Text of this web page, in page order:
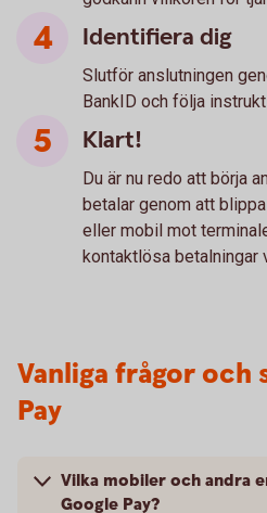
Identifiera dig
Slutför anslutningen
BankID och följa
Klart!
Du är nu redo att börja
betalar genom att
eller mobil mot
kontaktlösa betalningar
Vanliga frågor och
Pay
Vilka mobiler och andra
Google Pay?